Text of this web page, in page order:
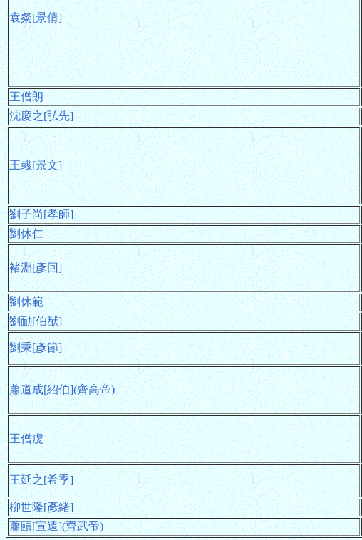
袁粲[景倩]
王僧朗
沈慶之[弘先]
王彧[景文]
劉子尚[孝師]
劉休仁
褚淵[彥回]
劉休範
劉勔[伯猷]
劉秉[彥節]
蕭道成[紹伯](齊高帝)
王僧虔
王延之[希季]
柳世隆[彥緒]
蕭賾[宣遠](齊武帝)